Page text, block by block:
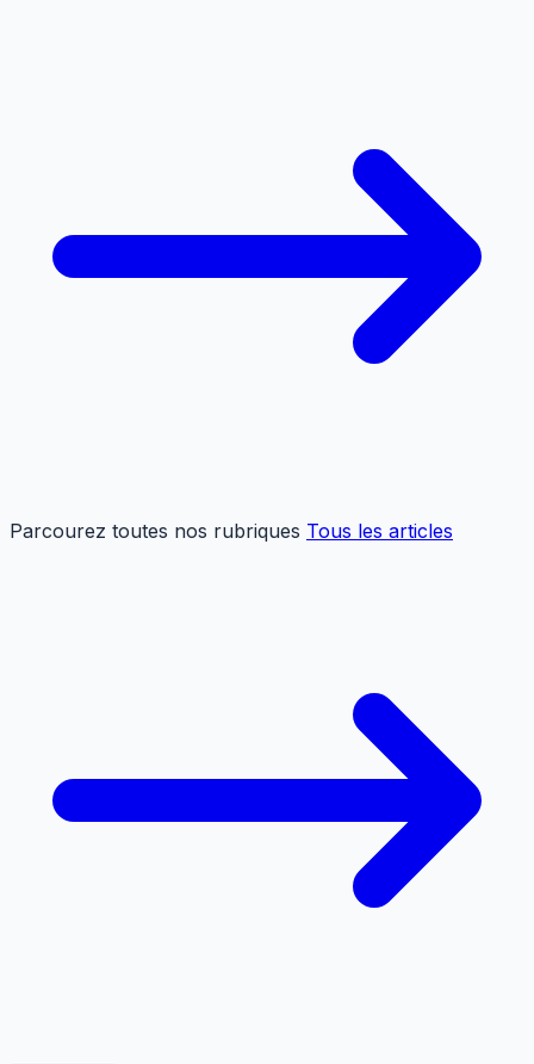
Parcourez toutes nos rubriques Tous les articles